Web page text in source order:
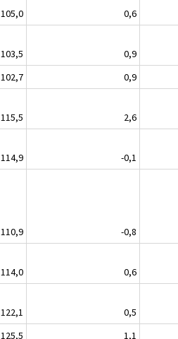
105,0
0,6
103,5
0,9
102,7
0,9
115,5
2,6
114,9
-0,1
110,9
-0,8
114,0
0,6
122,1
0,5
125,5 1,1